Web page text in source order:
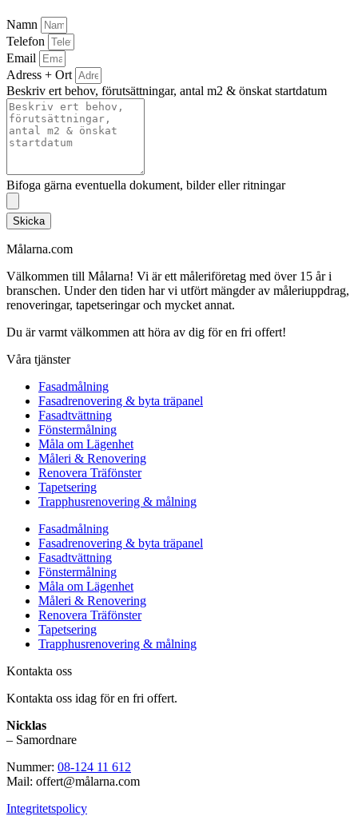
Namn
Telefon
Email
Adress + Ort
Beskriv ert behov, förutsättningar, antal m2 & önskat startdatum
Bifoga gärna eventuella dokument, bilder eller ritningar
Skicka
Målarna.com
Välkommen till Målarna! Vi är ett måleriföretag med över 15 år i
branschen. Under den tiden har vi utfört mängder av måleriuppdrag,
renoveringar, tapetseringar och mycket annat.
Du är varmt välkommen att höra av dig för en fri offert!
Våra tjänster
Fasadmålning
Fasadrenovering & byta träpanel
Fasadtvättning
Fönstermålning
Måla om Lägenhet
Måleri & Renovering
Renovera Träfönster
Tapetsering
Trapphusrenovering & målning
Fasadmålning
Fasadrenovering & byta träpanel
Fasadtvättning
Fönstermålning
Måla om Lägenhet
Måleri & Renovering
Renovera Träfönster
Tapetsering
Trapphusrenovering & målning
Kontakta oss
Kontakta oss idag för en fri offert.
Nicklas
– Samordnare
Nummer: 08-124 11 612
Mail: offert@målarna.com
Integritetspolicy